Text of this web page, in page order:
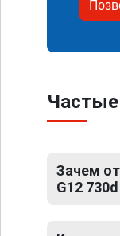
Частые
Зачем
G12